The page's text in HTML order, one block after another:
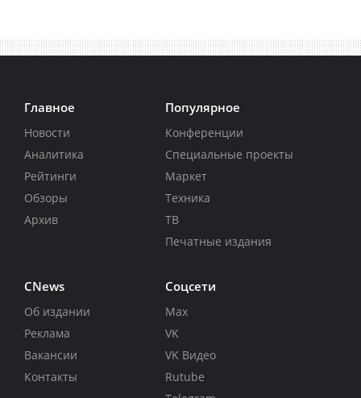
Главное
Новости
Аналитика
Рейтинги
Обзоры
Архив
Популярное
Конференции
Специальные проекты
Маркет
Техника
ТВ
Печатные издания
CNews
Об издании
Реклама
Вакансии
Контакты
Соцсети
Max
VK
VK Видео
Rutube